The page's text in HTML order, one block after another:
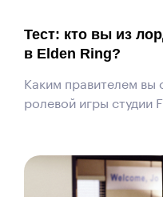
Тест: кто вы из
в Elden Ring?
Каким правителем вы
ролевой игры студии